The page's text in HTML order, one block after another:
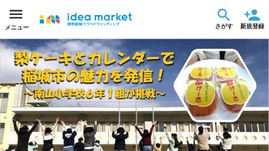
メニュー さがす 新規登録